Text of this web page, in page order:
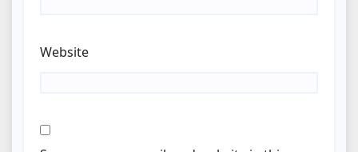
Website